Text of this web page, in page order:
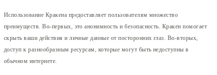
Использование Кракена предоставляет пользователям множество
преимуществ. Во-первых, это анонимность и безопасность. Кракен помогает
скрыть ваши действия и личные данные от посторонних глаз. Во-вторых,
доступ к разнообразным ресурсам, которые могут быть недоступны в
обычном интернете.